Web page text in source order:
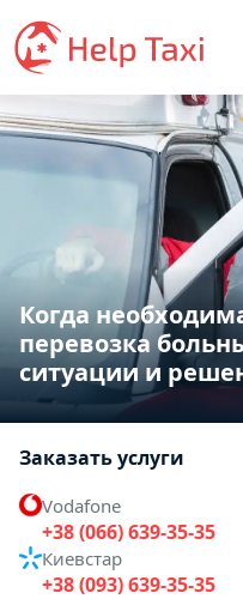
Когда
перевозка
ситуации и
Заказать услуги
Vodafone
+38 (066) 639-35-35
Киевстар
+38 (093) 639-35-35